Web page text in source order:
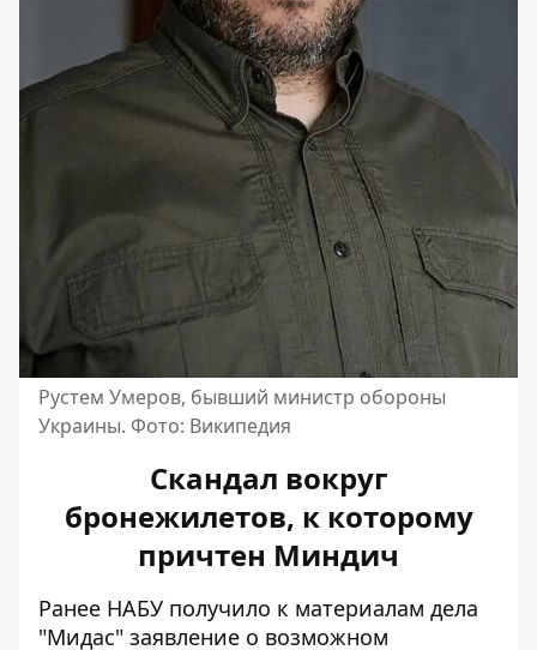
Рустем Умеров, бывший министр обороны
Украины. Фото: Википедия
Скандал вокруг
бронежилетов, к которому
причтен Миндич
Ранее НАБУ получило к материалам дела
"Мидас" заявление о возможном